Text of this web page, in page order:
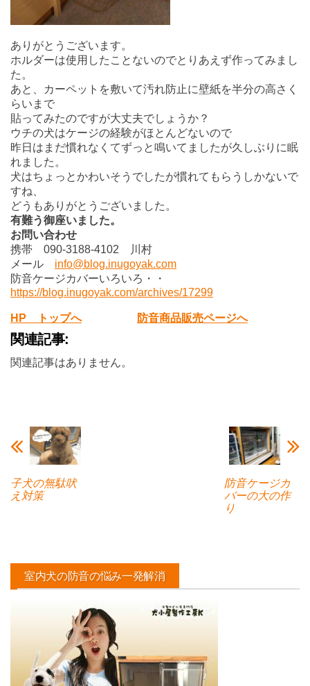
ありがとうございます。
ホルダーは使用したことないのでとりあえず作ってみまし
た。
あと、カーペットを敷いて汚れ防止に壁紙を半分の高さく
らいまで
貼ってみたのですが大丈夫でしょうか？
ウチの犬はケージの経験がほとんどないので
昨日はまだ慣れなくてずっと鳴いてましたが久しぶりに眠
れました。
犬はちょっとかわいそうでしたが慣れてもらうしかないで
すね、
どうもありがとうございました。
有難う御座いました。
お問い合わせ
携帯 090-3188-4102 川村
メール info@blog.inugoyak.com
防音ケージカバーいろいろ・・
https://blog.inugoyak.com/archives/17299
HP トップへ 防音商品販売ページへ
関連記事:
関連記事はありません。
子犬の無駄吠
え対策
防音ケージカ
バーの大の作
り
室内犬の防音の悩み一発解消